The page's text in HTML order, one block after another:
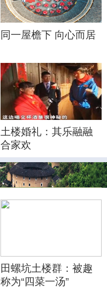
同一屋檐下 向心而居
土楼婚礼：其乐融融
合家欢
田螺坑土楼群：被趣
称为“四菜一汤”